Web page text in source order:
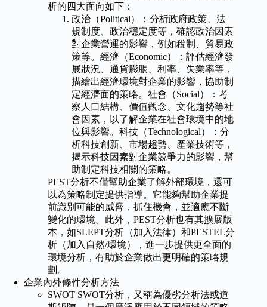
析的四大面向如下：
政治（Political）：分析政府政策、法
規制度、政治穩定度等，確認政治因素
對企業營運的影響，例如稅制、貿易政
策等。經濟（Economic）：評估經濟發
展狀況、通貨膨脹、利率、失業率等，
描繪出經濟環境對企業的影響，協助制
定經濟面的策略。社會（Social）：考
察人口結構、價值觀念、文化趨勢等社
會因素，以了解企業在社會環境中的地
位與影響。科技（Technological）：分
析科技創新、市場趨勢、產業技術等，
揭示科技因素對企業競爭力的影響，幫
助制定科技相關的策略。
PEST分析不僅幫助企業了解外部環境，還可
以為策略制定提供指導。它能夠幫助企業提
前識別可能的威脅，抓住機會，並適應不斷
變化的環境。此外，PEST分析也有其擴展版
本，如SLEPT分析（加入法律）和PESTEL分
析（加入自然/環境），進一步提供更全面的
環境分析，有助於企業做出更明確的策略規
劃。
企業內外條件分析方法
SWOT SWOT分析，又稱為優劣分析法或道